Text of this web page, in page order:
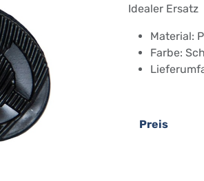
Idealer Ersatz
Material:
Farbe:
Preis